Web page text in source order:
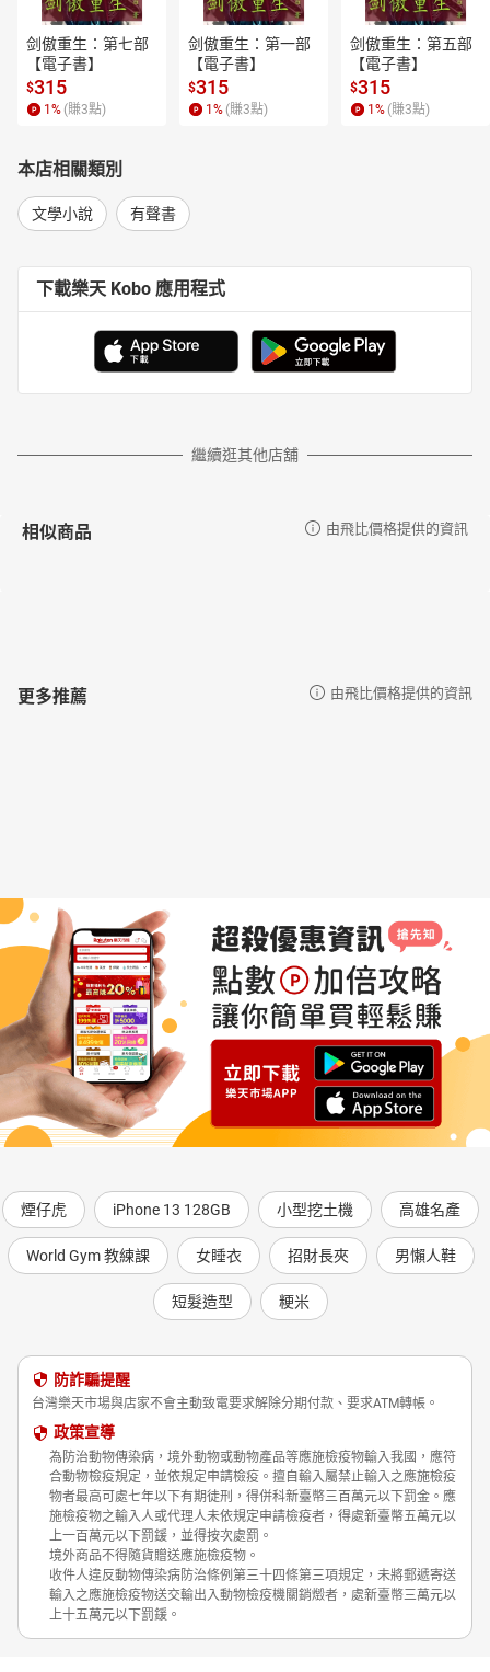
剑傲重生：第七部
【電子書】
$315
1 % (賺3點)
剑傲重生：第一部
【電子書】
$315
1 % (賺3點)
剑傲重生：第五部
【電子書】
$315
1 % (賺3點)
本店相關類別
文學小說 有聲書
下載樂天 Kobo 應用程式
繼續逛其他店舖
相似商品 由飛比價格提供的資訊
更多推薦 由飛比價格提供的資訊
煙仔虎 iPhone 13 128GB 小型挖土機 高雄名產
World Gym 教練課 女睡衣 招財長夾 男懶人鞋
短髮造型 粳米
防詐騙提醒
台灣樂天市場與店家不會主動致電要求解除分期付款、要求ATM轉帳。
政策宣導
為防治動物傳染病，境外動物或動物產品等應施檢疫物輸入我國，應符
合動物檢疫規定，並依規定申請檢疫。擅自輸入屬禁止輸入之應施檢疫
物者最高可處七年以下有期徒刑，得併科新臺幣三百萬元以下罰金。應
施檢疫物之輸入人或代理人未依規定申請檢疫者，得處新臺幣五萬元以
上一百萬元以下罰鍰，並得按次處罰。
境外商品不得隨貨贈送應施檢疫物。
收件人違反動物傳染病防治條例第三十四條第三項規定，未將郵遞寄送
輸入之應施檢疫物送交輸出入動物檢疫機關銷燬者，處新臺幣三萬元以
上十五萬元以下罰鍰。